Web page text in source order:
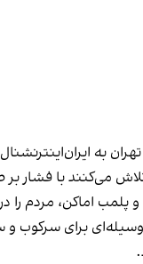
به
می‌کنند با فشار
پلمب اماکن، مردم را
وسیله‌ای برای سرکوب